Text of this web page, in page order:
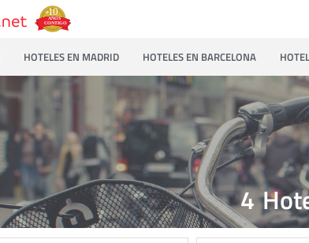
HOTELES EN MADRID HOTELES EN BARCELONA
4